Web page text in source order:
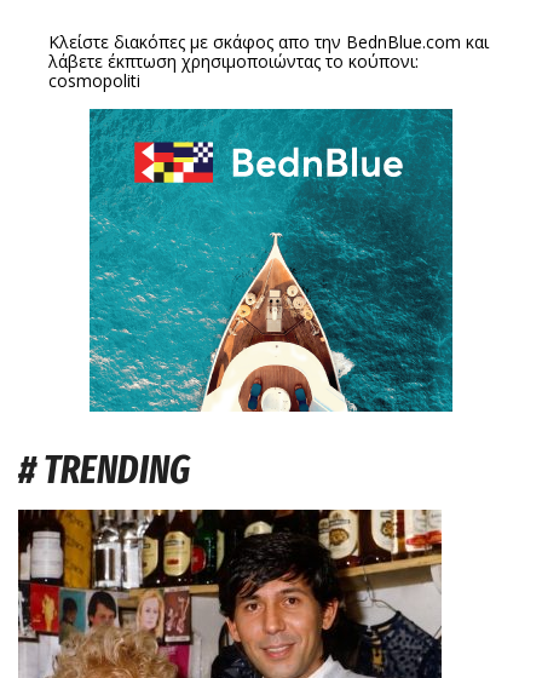
Κλείστε διακόπες με σκάφος απο την BednBlue.com και
λάβετε έκπτωση χρησιμοποιώντας το κούπονι:
cosmopoliti
# TRENDING